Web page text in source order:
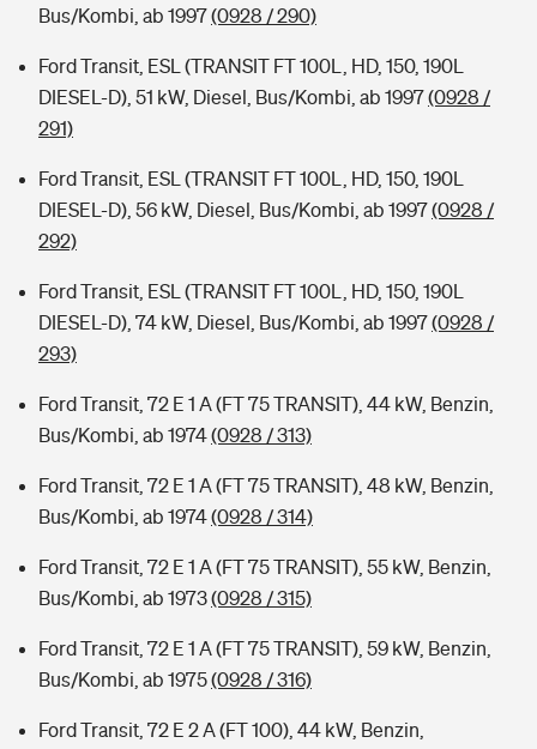
Typklassen: So ist Ihr Auto eingestuft
Sie haben Fragen?
Bus/Kombi, ab 1997(0928 / 290)
Ford Transit, ESL (TRANSIT FT 100L, HD, 150, 190L
DIESEL-D), 51 kW, Diesel, Bus/Kombi, ab 1997(0928 /
291)
Ford Transit, ESL (TRANSIT FT 100L, HD, 150, 190L
DIESEL-D), 56 kW, Diesel, Bus/Kombi, ab 1997(0928 /
292)
Ford Transit, ESL (TRANSIT FT 100L, HD, 150, 190L
DIESEL-D), 74 kW, Diesel, Bus/Kombi, ab 1997(0928 /
293)
Ford Transit, 72 E 1 A (FT 75 TRANSIT), 44 kW, Benzin,
Bus/Kombi, ab 1974(0928 / 313)
Ford Transit, 72 E 1 A (FT 75 TRANSIT), 48 kW, Benzin,
Bus/Kombi, ab 1974(0928 / 314)
Ford Transit, 72 E 1 A (FT 75 TRANSIT), 55 kW, Benzin,
Bus/Kombi, ab 1973(0928 / 315)
Ford Transit, 72 E 1 A (FT 75 TRANSIT), 59 kW, Benzin,
Bus/Kombi, ab 1975(0928 / 316)
Ford Transit, 72 E 2 A (FT 100), 44 kW, Benzin,